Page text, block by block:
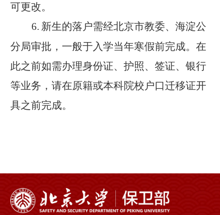
可更改。
6. 新生的落户需经北京市教委、海淀公
分局审批，一般于入学当年寒假前完成。在
此之前如需办理身份证、护照、签证、银行
等业务，请在原籍或本科院校户口迁移证开
具之前完成。